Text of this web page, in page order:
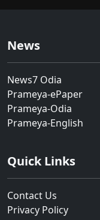
News
News7 Odia
Prameya-ePaper
Prameya-Odia
Prameya-English
Quick Links
Contact Us
Privacy Policy